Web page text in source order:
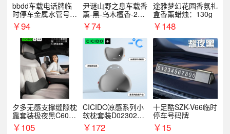
bbdd车载电话牌临
时停车金属水管号码
牌可隐藏创意趣味
￥94
尹谜山野之息车载香
薰-黑-乌木檀香-200
g￥74
途雅梦幻花园香氛礼
盒香薰蜡烛：130g
￥148
夕多无感支撑缝隙枕
靠套装极夜黑C6003
+C6004
￥105
CICIDO凉感系列小
软枕套装D023021+
D033031
￥172
十足酷SZK-V66临时
停车号码牌
￥15